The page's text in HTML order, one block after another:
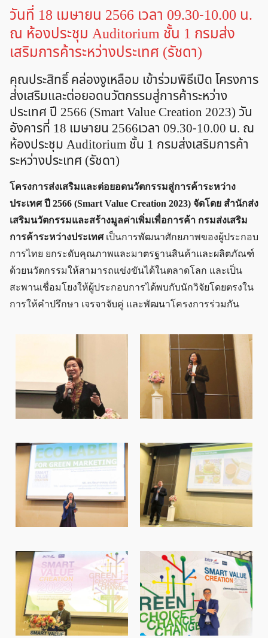
วันที่ 18 เมษายน 2566 เวลา 09.30-10.00 น.
ณ ห้องประชุม Auditorium ชั้น 1 กรมส่ง
เสริมการค้าระหว่างประเทศ (รัชดา)
คุณประสิทธิ์ คล่องงูเหลือม เข้าร่วมพิธีเปิด โครงการ
ส่งเสริมและต่อยอดนวัตกรรมสู่การค้าระหว่าง
ประเทศ ปี 2566 (Smart Value Creation 2023) วัน
อังคารที่ 18 เมษายน 2566เวลา 09.30-10.00 น. ณ
ห้องประชุม Auditorium ชั้น 1 กรมส่งเสริมการค้า
ระหว่างประเทศ (รัชดา)
โครงการส่งเสริมและต่อยอดนวัตกรรมสู่การค้าระหว่าง
ประเทศ ปี 2566 (Smart Value Creation 2023) จัดโดย สำนักส่ง
เสริมนวัตกรรมและสร้างมูลค่าเพิ่มเพื่อการค้า กรมส่งเสริม
การค้าระหว่างประเทศเป็นการพัฒนาศักยภาพของผู้ประกอบ
การไทย ยกระดับคุณภาพและมาตรฐานสินค้าและผลิตภัณฑ์
ด้วยนวัตกรรมให้สามารถแข่งขันได้ในตลาดโลก และเป็น
สะพานเชื่อมโยงให้ผู้ประกอบการได้พบกับนักวิจัยโดยตรงใน
การให้คำปรึกษา เจรจาจับคู่ และพัฒนาโครงการร่วมกัน